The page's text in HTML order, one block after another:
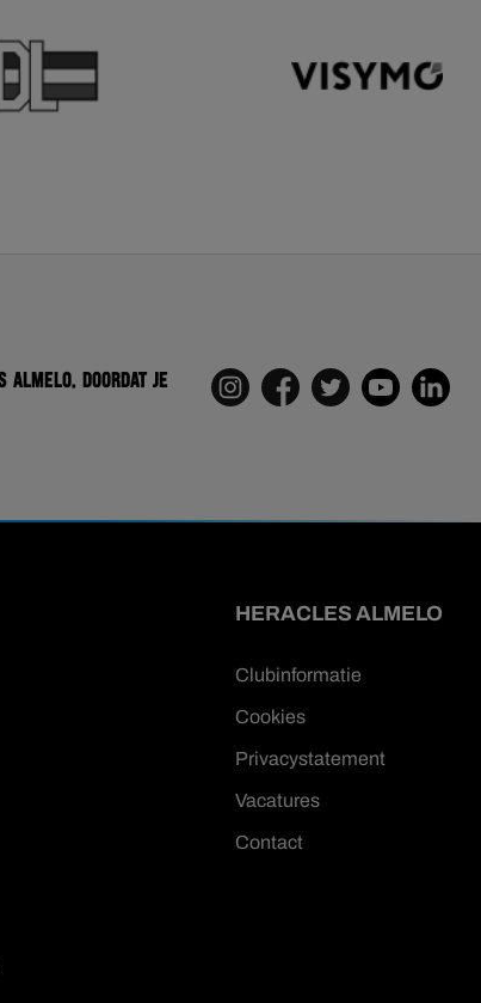
Almelo. Doordat je
HERACLES ALMELO
Clubinformatie
Cookies
Privacystatement
Vacatures
Contact